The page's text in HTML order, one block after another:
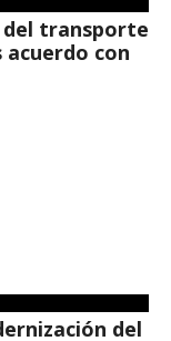
del transporte
con
del